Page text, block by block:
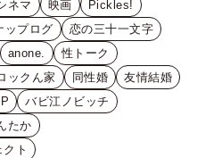
ネマ 映画
Pickles!
ップログ
恋の三十一文字
anone.
性トーク
ックん家 同性婚
友情結婚
バビ江ノビッチ
たか
ト